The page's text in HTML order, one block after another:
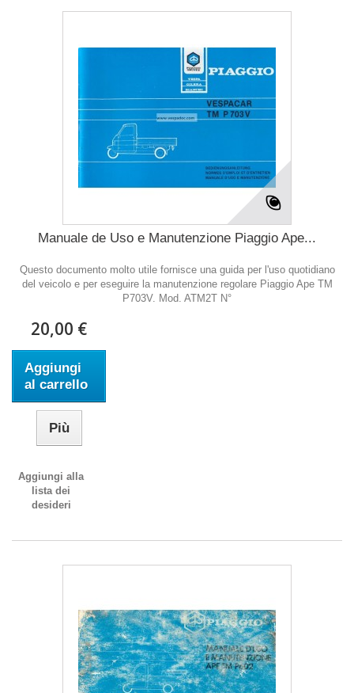
Manuale de Uso e Manutenzione Piaggio Ape...
Questo documento molto utile fornisce una guida per l'uso quotidiano
del veicolo e per eseguire la manutenzione regolare Piaggio Ape TM
P703V. Mod. ATM2T N°
20,00 €
Aggiungi
al carrello
Più
Aggiungi alla
lista dei
desideri